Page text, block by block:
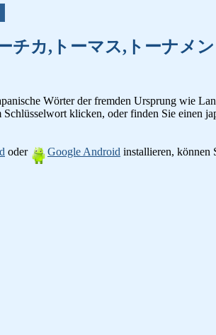
チカ,トーマス,トーナメ
Wörter der fremden Ursprung wie
klicken, oder finden Sie einen
oder Google Android installieren, können